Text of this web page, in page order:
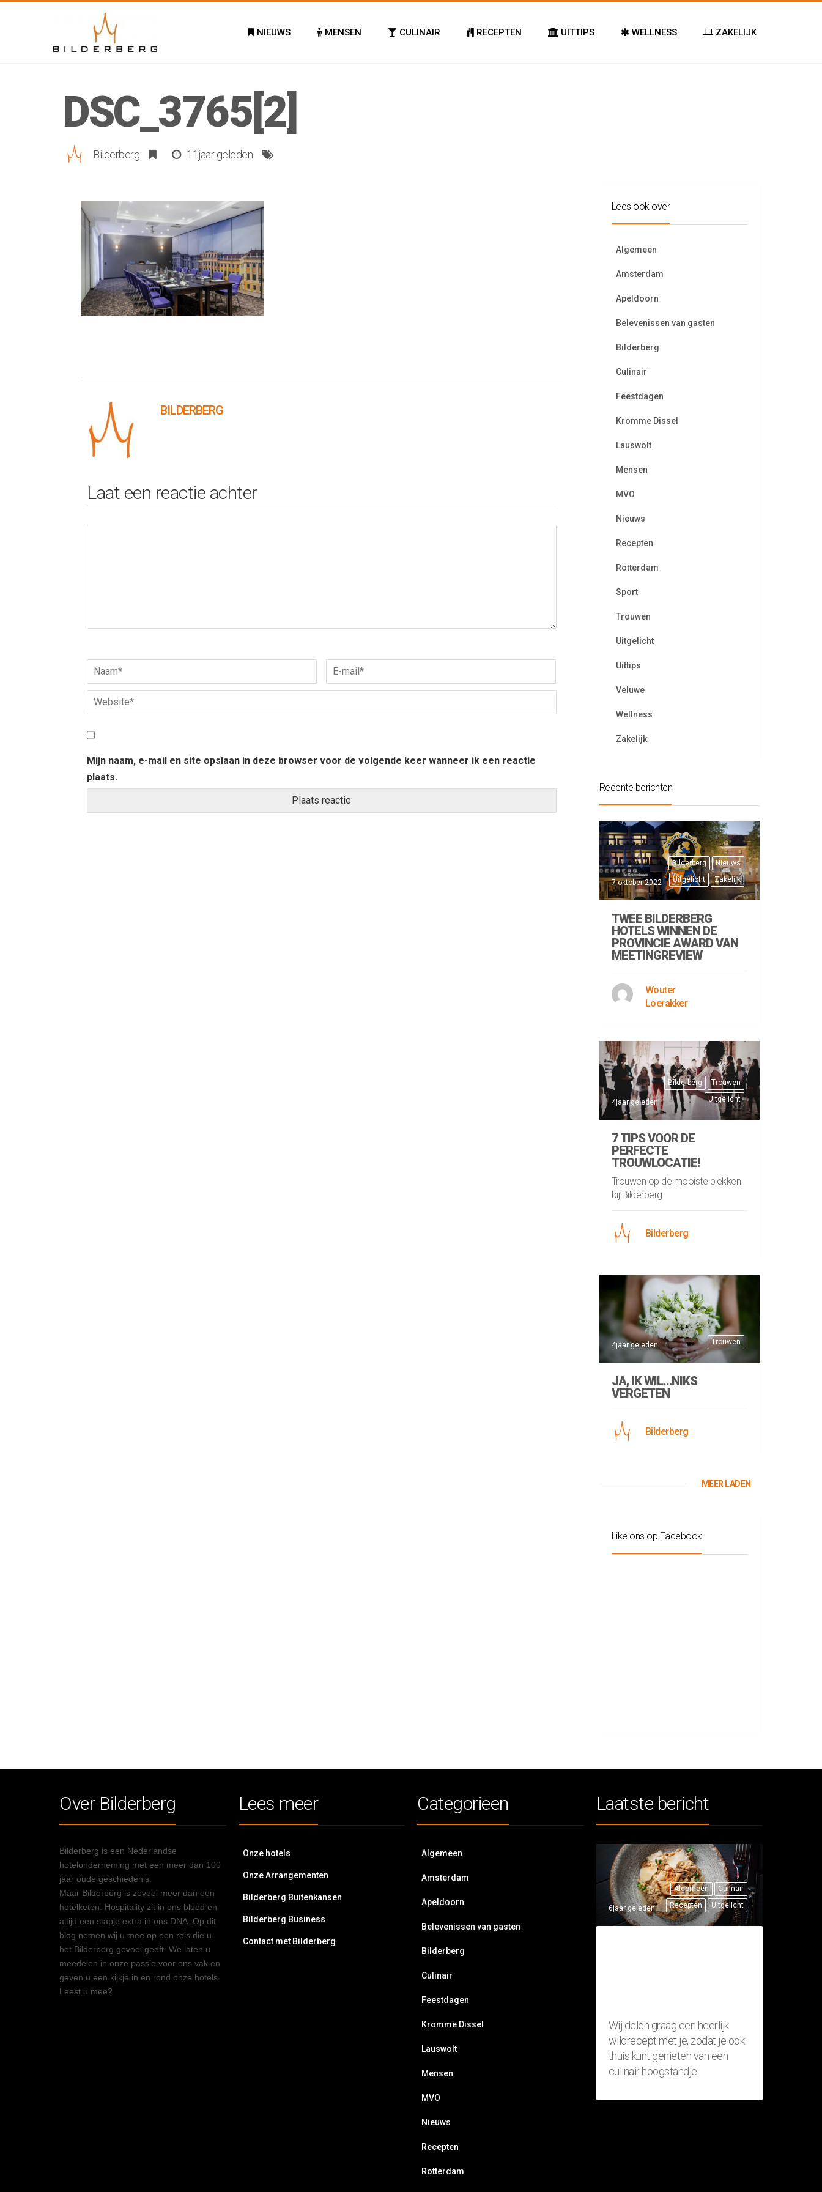
NIEUWS MENSEN CULINAIR RECEPTEN UITTIPS WELLNESS ZAKELIJK
DSC_3765[2]
Bilderberg 11jaar geleden
BILDERBERG
Laat een reactie achter
Mijn naam, e-mail en site opslaan in deze browser voor de volgende keer wanneer ik een reactie
plaats.
Lees ook over
Algemeen
Amsterdam
Apeldoorn
Belevenissen van gasten
Bilderberg
Culinair
Feestdagen
Kromme Dissel
Lauswolt
Mensen
MVO
Nieuws
Recepten
Rotterdam
Sport
Trouwen
Uitgelicht
Uittips
Veluwe
Wellness
Zakelijk
Recente berichten
Bilderberg
Nieuws
Uitgelicht
Zakelijk
7 oktober 2022
TWEE BILDERBERG
HOTELS WINNEN DE
PROVINCIE AWARD VAN
MEETINGREVIEW
Wouter
Loerakker
Bilderberg
Trouwen
Uitgelicht
4jaar geleden
7 TIPS VOOR DE
PERFECTE
TROUWLOCATIE!
Trouwen op de mooiste plekken
bij Bilderberg
Bilderberg
Trouwen
4jaar geleden
JA, IK WIL…NIKS
VERGETEN
Bilderberg
MEER LADEN
Like ons op Facebook
Over Bilderberg
Bilderberg is een Nederlandse
hotelonderneming met een meer dan 100
jaar oude geschiedenis.
Maar Bilderberg is zoveel meer dan een
hotelketen. Hospitality zit in ons bloed en
altijd een stapje extra in ons DNA. Op dit
blog nemen wij u mee op een reis die u
het Bilderberg gevoel geeft. We laten u
meedelen in onze passie voor ons vak en
geven u een kijkje in en rond onze hotels.
Leest u mee?
Lees meer
Onze hotels
Onze Arrangementen
Bilderberg Buitenkansen
Bilderberg Business
Contact met Bilderberg
Categorieen
Algemeen
Amsterdam
Apeldoorn
Belevenissen van gasten
Bilderberg
Culinair
Feestdagen
Kromme Dissel
Lauswolt
Mensen
MVO
Nieuws
Recepten
Rotterdam
Laatste bericht
Algemeen
Culinair
Recepten
Uitgelicht
6jaar geleden
Wij delen graag een heerlijk
wildrecept met je, zodat je ook
thuis kunt genieten van een
culinair hoogstandje.